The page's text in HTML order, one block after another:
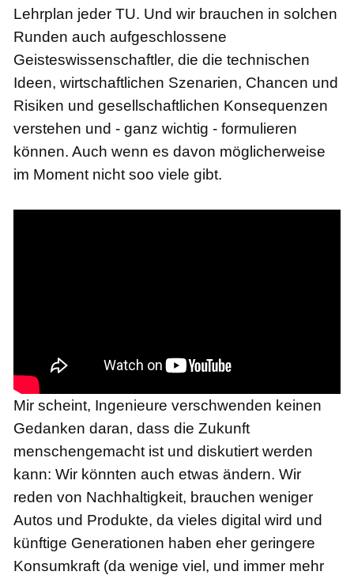
Lehrplan jeder TU. Und wir brauchen in solchen
Runden auch aufgeschlossene
Geisteswissenschaftler, die die technischen
Ideen, wirtschaftlichen Szenarien, Chancen und
Risiken und gesellschaftlichen Konsequenzen
verstehen und - ganz wichtig - formulieren
können. Auch wenn es davon möglicherweise
im Moment nicht soo viele gibt.
Mir scheint, Ingenieure verschwenden keinen
Gedanken daran, dass die Zukunft
menschengemacht ist und diskutiert werden
kann: Wir könnten auch etwas ändern. Wir
reden von Nachhaltigkeit, brauchen weniger
Autos und Produkte, da vieles digital wird und
künftige Generationen haben eher geringere
Konsumkraft (da wenige viel, und immer mehr